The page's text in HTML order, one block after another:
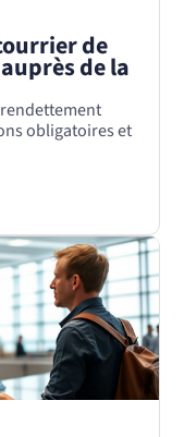
de
de la
obligatoires et